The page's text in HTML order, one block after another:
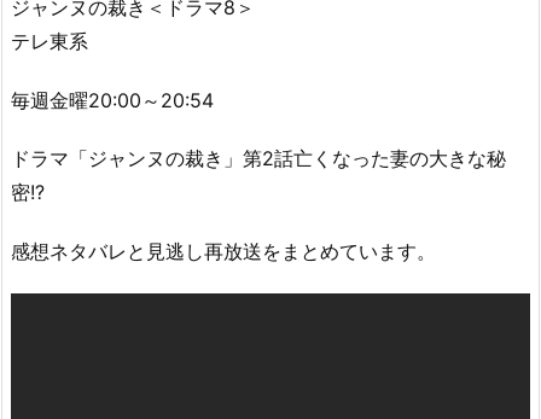
ジャンヌの裁き＜ドラマ8＞
テレ東系
毎週金曜20:00～20:54
ドラマ「ジャンヌの裁き」第2話亡くなった妻の大きな秘
密!?
感想ネタバレと見逃し再放送をまとめています。